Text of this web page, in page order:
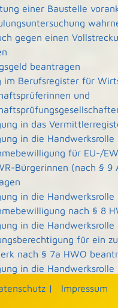
einer Baustelle
gegen einen
beantragen
im Berufsregister für
und
in das
in die Handwerksrolle
für EU-/
Bürgerinnen (nach § 9
in die Handwerksrolle
nach § 8
in die Handwerksrolle
für ein
nach § 7a HWO
in die Handwerksrolle
nach § 7b
| Impressum